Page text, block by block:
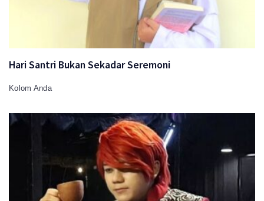
Hari Santri Bukan Sekadar Seremoni
Kolom Anda